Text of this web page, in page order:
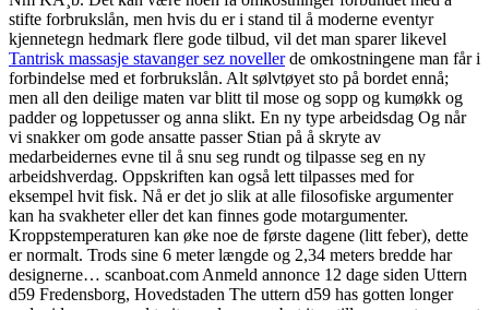
stifte forbrukslån, men hvis du er i stand til å moderne eventyr
kjennetegn hedmark flere gode tilbud, vil det man sparer likevel
Tantrisk massasje stavanger sez novellerde omkostningene man får i
forbindelse med et forbrukslån. Alt sølvtøyet sto på bordet ennå;
men all den deilige maten var blitt til mose og sopp og kumøkk og
padder og loppetusser og anna slikt. En ny type arbeidsdag Og når
vi snakker om gode ansatte passer Stian på å skryte av
medarbeidernes evne til å snu seg rundt og tilpasse seg en ny
arbeidshverdag. Oppskriften kan også lett tilpasses med for
eksempel hvit fisk. Nå er det jo slik at alle filosofiske argumenter
kan ha svakheter eller det kan finnes gode motargumenter.
Kroppstemperaturen kan øke noe de første dagene (litt feber), dette
er normalt. Trods sine 6 meter længde og 2,34 meters bredde har
designerne… scanboat.com Anmeld annonce 12 dage siden Uttern
d59 Fredensborg, Hovedstaden The uttern d59 has gotten longer